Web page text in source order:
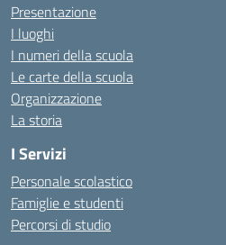
Presentazione
I luoghi
I numeri della scuola
Le carte della scuola
Organizzazione
La storia
I Servizi
Personale scolastico
Famiglie e studenti
Percorsi di studio